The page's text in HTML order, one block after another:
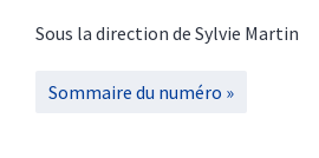
Sous la direction de Sylvie Martin
Sommaire du numéro